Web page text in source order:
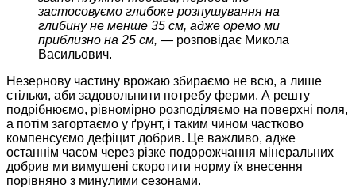
застосовуємо глибоке розпушування на
глибину не менше 35 см, адже оремо ми
приблизно на 25 см, — розповідає Микола
Васильович.
Незернову частину врожаю збираємо не всю, а лише
стільки, аби задовольнити потребу ферми. А решту
подрібнюємо, рівномірно розподіляємо на поверхні поля,
а потім загортаємо у ґрунт, і таким чином частково
компенсуємо дефіцит добрив. Це важливо, адже
останнім часом через різке подорожчання мінеральних
добрив ми вимушені скоротити норму їх внесення
порівняно з минулими сезонами.